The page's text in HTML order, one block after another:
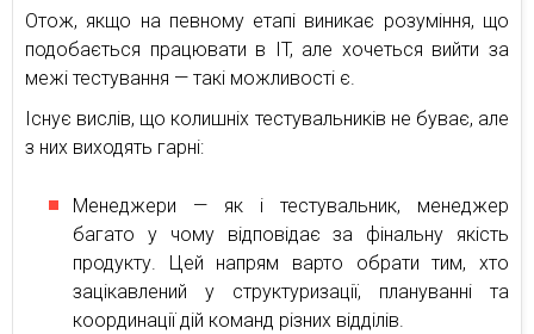
Отож, якщо на певному етапі виникає розуміння, що
подобається працювати в IT, але хочеться вийти за
межі тестування — такі можливості є.
Існує вислів, що колишніх тестувальників не буває, але
з них виходять гарні:
Менеджери — як і тестувальник, менеджер
багато у чому відповідає за фінальну якість
продукту. Цей напрям варто обрати тим, хто
зацікавлений у структуризації, плануванні та
координації дій команд різних відділів.